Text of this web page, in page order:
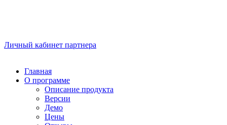
Личный кабинет партнера
Главная
О программе
Описание продукта
Версии
Демо
Цены